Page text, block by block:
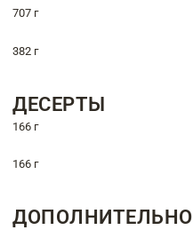
707 г
382 г
ДЕСЕРТЫ
166 г
166 г
ДОПОЛНИТЕЛЬНО